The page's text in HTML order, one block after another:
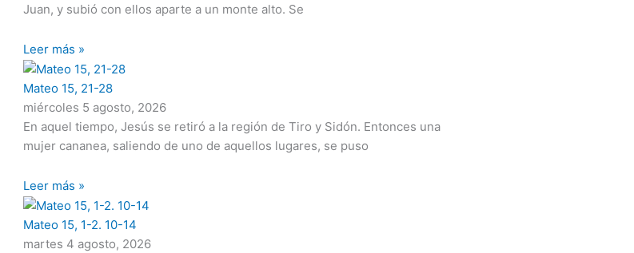
Juan, y subió con ellos aparte a un monte alto. Se
Leer más »
Mateo 15, 21-28
miércoles 5 agosto, 2026
En aquel tiempo, Jesús se retiró a la región de Tiro y Sidón. Entonces una
mujer cananea, saliendo de uno de aquellos lugares, se puso
Leer más »
Mateo 15, 1-2. 10-14
martes 4 agosto, 2026